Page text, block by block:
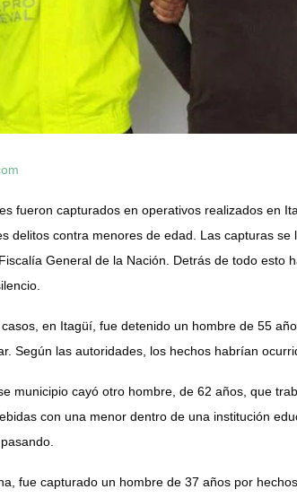
fueron capturados en operativos realizados en
delitos contra menores de edad. Las capturas
General de la Nación. Detrás de todo esto
en Itagüí, fue detenido un hombre de 55
Según las autoridades, los hechos habrían
municipio cayó otro hombre, de 62 años, que
con una menor dentro de una institución
fue capturado un hombre de 37 años por